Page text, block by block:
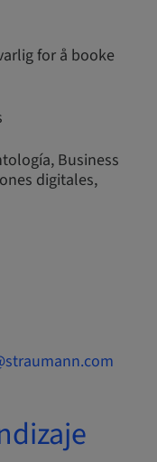
for å booke
Business
digitales,